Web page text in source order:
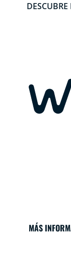
MÁS